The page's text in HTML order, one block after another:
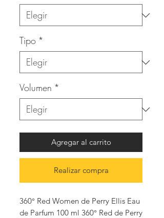
Tipo *
Volumen *
Agregar al carrito
Realizar compra
360° Red Women de Perry Ellis Eau
de Parfum 100 ml 360° Red de Perry